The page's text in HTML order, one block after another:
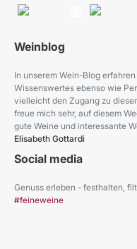
Weinblog
In unserem Wein-Blog
Wissenswertes ebenso wie
vielleicht den Zugang zu
freue mich sehr, auf diesem
gute Weine und interessante
Elisabeth Gottardi
Social media
Genuss erleben - festhalten,
#feineweine